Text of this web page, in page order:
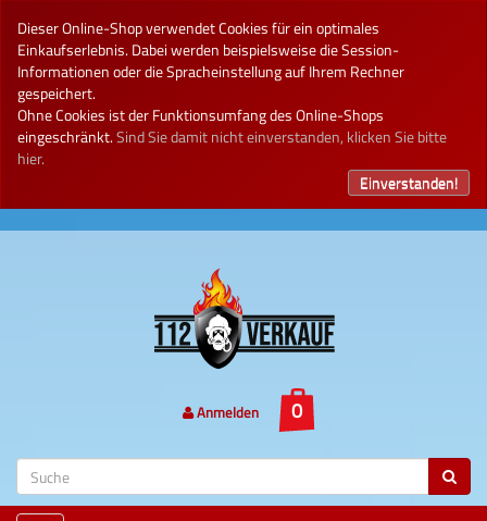
Dieser Online-Shop verwendet Cookies für ein optimales
Einkaufserlebnis. Dabei werden beispielsweise die Session-
Informationen oder die Spracheinstellung auf Ihrem Rechner
gespeichert.
Ohne Cookies ist der Funktionsumfang des Online-Shops
eingeschränkt.Sind Sie damit nicht einverstanden, klicken Sie bitte
hier.
Einverstanden!
Anmelden